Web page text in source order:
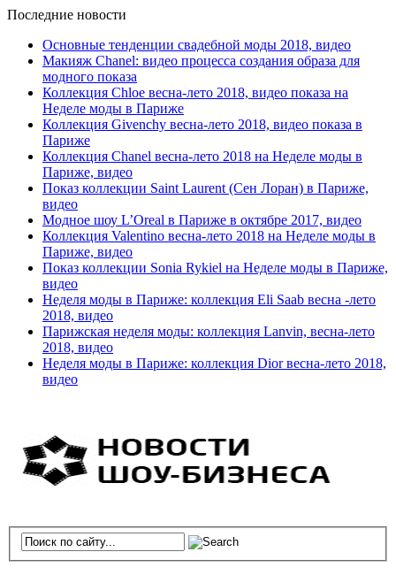
Последние новости
Основные тенденции свадебной моды 2018, видео
Макияж Chanel: видео процесса создания образа для
модного показа
Коллекция Chloe весна-лето 2018, видео показа на
Неделе моды в Париже
Коллекция Givenchy весна-лето 2018, видео показа в
Париже
Коллекция Chanel весна-лето 2018 на Неделе моды в
Париже, видео
Показ коллекции Saint Laurent (Сен Лоран) в Париже,
видео
Модное шоу L’Oreal в Париже в октябре 2017, видео
Коллекция Valentino весна-лето 2018 на Неделе моды в
Париже, видео
Показ коллекции Sonia Rykiel на Неделе моды в Париже,
видео
Неделя моды в Париже: коллекция Eli Saab весна -лето
2018, видео
Парижская неделя моды: коллекция Lanvin, весна-лето
2018, видео
Неделя моды в Париже: коллекция Dior весна-лето 2018,
видео